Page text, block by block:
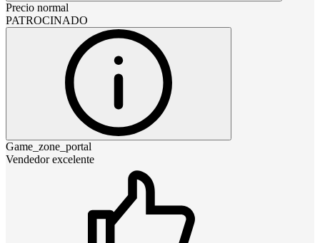
Precio normal
PATROCINADO
Game_zone_portal
Vendedor excelente